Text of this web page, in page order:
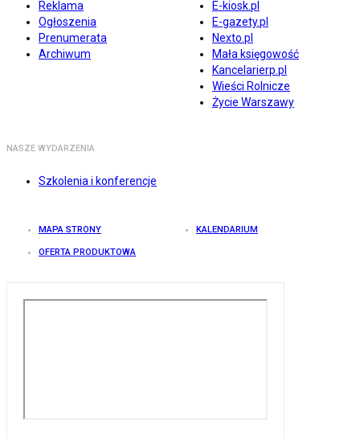
Reklama
Ogłoszenia
Prenumerata
Archiwum
E-kiosk.pl
E-gazety.pl
Nexto.pl
Mała księgowość
Kancelarierp.pl
Wieści Rolnicze
Życie Warszawy
NASZE WYDARZENIA
Szkolenia i konferencje
MAPA STRONY KALENDARIUM
OFERTA PRODUKTOWA